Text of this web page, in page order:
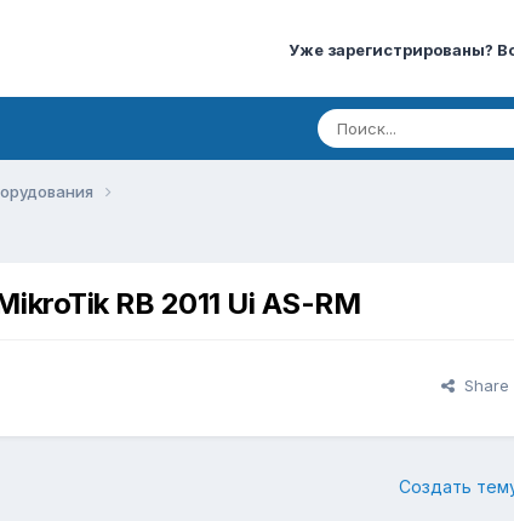
Уже зарегистрированы?
RB 2011 Ui AS-RM
Share
Создать